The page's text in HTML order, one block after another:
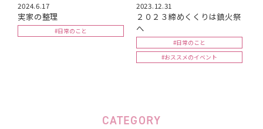
2024.6.17
実家の整理
#日常のこと
2023.12.31
２０２３締めくくりは鎮火祭
へ
#日常のこと
#おススメのイベント
CATEGORY